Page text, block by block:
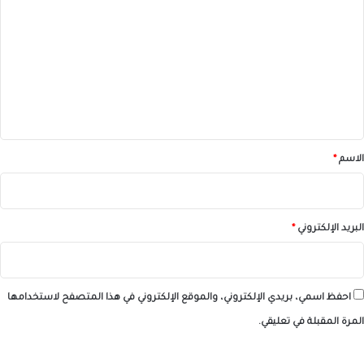
*الاسم *
البريد الإلكتروني *
احفظ اسمي، بريدي الإلكتروني، والموقع الإلكتروني في هذا المتصفح لاستخدامها
المرة المقبلة في تعليقي.